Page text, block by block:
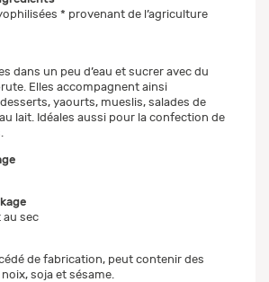
* provenant de l’agriculture
dans un peu d’eau et sucrer avec du
Elles accompagnent ainsi
yaourts, mueslis, salades de
lait. Idéales aussi pour la confection de
au sec
de fabrication, peut contenir des
soja et sésame.